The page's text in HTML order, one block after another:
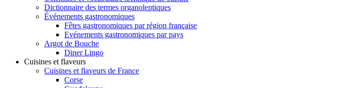
Dictionnaire des termes organoleptiques
Événements gastronomiques
Fêtes gastronomiques par région française
Evénements gastronomiques par pays
Argot de Bouche
Diner Lingo
Cuisines et flaveurs
Cuisines et flaveurs de France
Corse